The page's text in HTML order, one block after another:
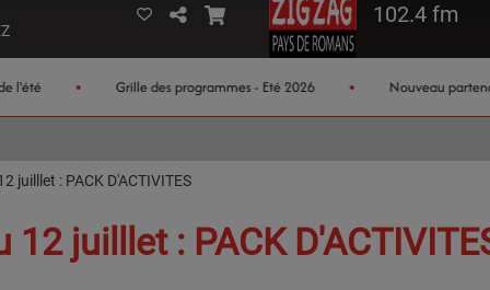
102.4 fm
Grille des programmes - Eté 2026 Nouveau partenaire
juilllet : PACK D'ACTIVITES
juilllet : PACK